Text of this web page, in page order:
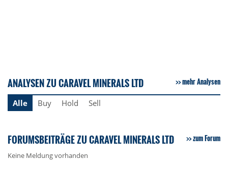
ANALYSEN ZU CARAVEL MINERALS LTD mehr Analysen
Alle Buy Hold Sell
FORUMSBEITRÄGE ZU CARAVEL MINERALS LTD zum Forum
Keine Meldung vorhanden